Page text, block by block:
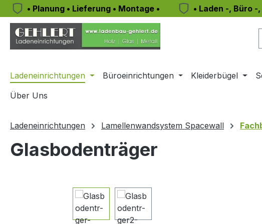
Hauptinhalt springen
Zur Suche springen
Zur Hauptnavigation springen
• Planung • Lieferung • Montage • • Laden -, Büro
Ladeneinrichtungen Büroeinrichtungen Kleiderbügel
Über Uns
Ladeneinrichtungen Lamellenwandsystem Spacewall
Glasbodenträger